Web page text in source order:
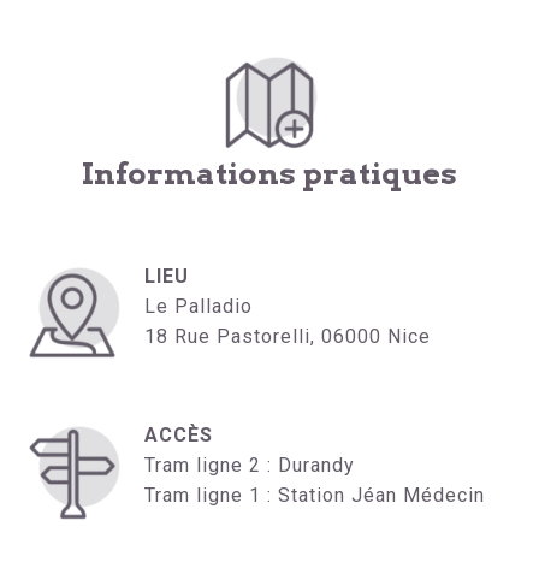
Informations pratiques
LIEU
Le Palladio
18 Rue Pastorelli, 06000 Nice
ACCÈS
Tram ligne 2 : Durandy
Tram ligne 1 : Station Jéan Médecin